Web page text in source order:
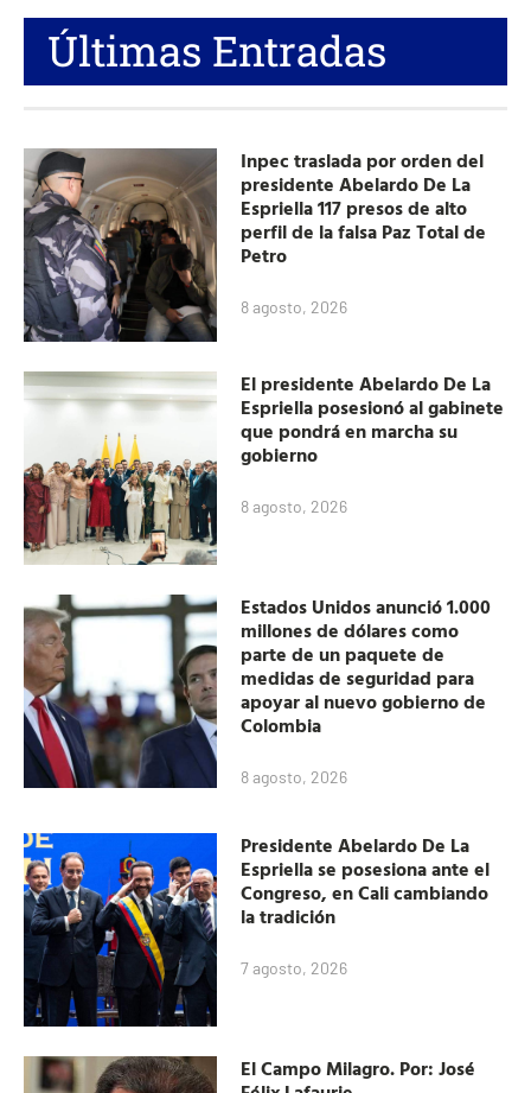
Últimas Entradas
Inpec traslada por orden del
presidente Abelardo De La
Espriella 117 presos de alto
perfil de la falsa Paz Total de
Petro
8 agosto, 2026
El presidente Abelardo De La
Espriella posesionó al gabinete
que pondrá en marcha su
gobierno
8 agosto, 2026
Estados Unidos anunció 1.000
millones de dólares como
parte de un paquete de
medidas de seguridad para
apoyar al nuevo gobierno de
Colombia
8 agosto, 2026
Presidente Abelardo De La
Espriella se posesiona ante el
Congreso, en Cali cambiando
la tradición
7 agosto, 2026
El Campo Milagro. Por: José